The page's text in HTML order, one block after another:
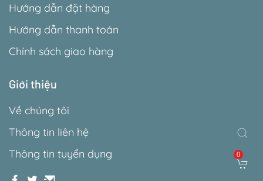
Hướng dẫn đặt hàng
Hướng dẫn thanh toán
Chính sách giao hàng
Giới thiệu
Về chúng tôi
Thông tin liên hệ
Thông tin tuyển dụng
0